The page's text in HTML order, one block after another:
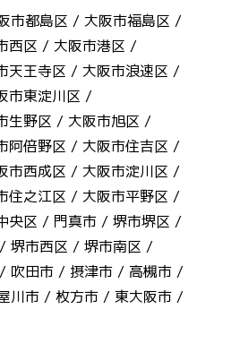
市都島区 / 大阪市福島区 /
西区 / 大阪市港区 /
天王寺区 / 大阪市浪速区 /
市東淀川区 /
生野区 / 大阪市旭区 /
阿倍野区 / 大阪市住吉区 /
市西成区 / 大阪市淀川区 /
住之江区 / 大阪市平野区 /
央区 / 門真市 /堺市堺区 /
/堺市西区 /堺市南区 /
吹田市 / 摂津市 / 高槻市 /
川市 /枚方市 /東大阪市 /